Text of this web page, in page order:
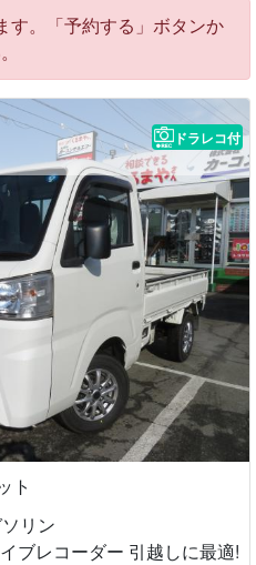
す。「予約する」ボタンか
ドラレコ付
ト
リン
ブレコーダー 引越しに最適!